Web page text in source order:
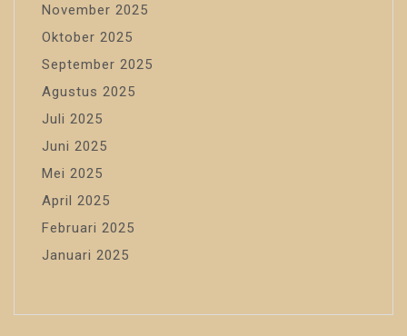
November 2025
Oktober 2025
September 2025
Agustus 2025
Juli 2025
Juni 2025
Mei 2025
April 2025
Februari 2025
Januari 2025